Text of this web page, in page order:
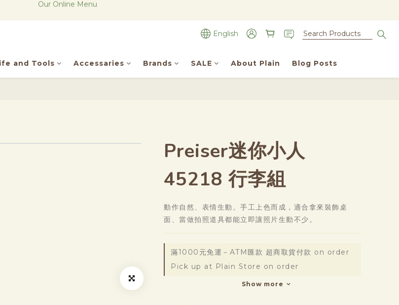
The new Research Notes
The new Research Notes
English
and Tools Accessaries Brands SALE About Plain Blog Posts
Preiser迷你小人
45218 行李組
動作自然、表情生動。手工上色而成，適合拿來裝飾桌
面、當做拍照道具都能立即讓照片生動不少。
滿1000元免運－ATM匯款 超商取貨付款 on order
Pick up at Plain Store on order
Show more